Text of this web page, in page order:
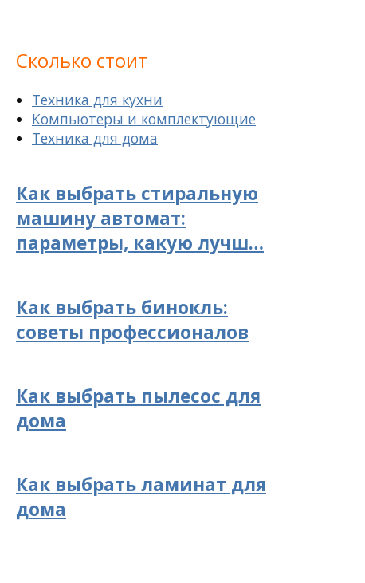
Сколько стоит
Техника для кухни
Компьютеры и комплектующие
Техника для дома
Как выбрать стиральную
машину автомат:
параметры, какую лучш…
Как выбрать бинокль:
советы профессионалов
Как выбрать пылесос для
дома
Как выбрать ламинат для
дома